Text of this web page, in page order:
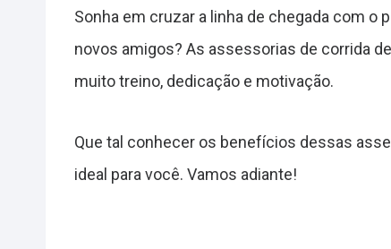
Sonha em cruzar a linha de chegada com
novos amigos? As assessorias de corrida
muito treino, dedicação e motivação.
Que tal conhecer os benefícios dessas
ideal para você. Vamos adiante!